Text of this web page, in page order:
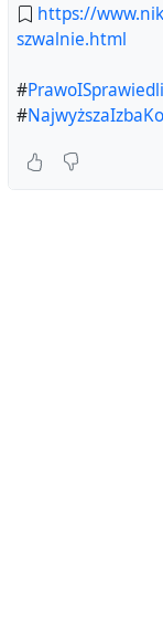
https://
szwalnie.html
#
#